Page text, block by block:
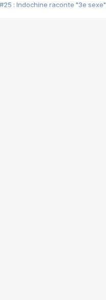
#25 : Indochine raconte "3e sexe"